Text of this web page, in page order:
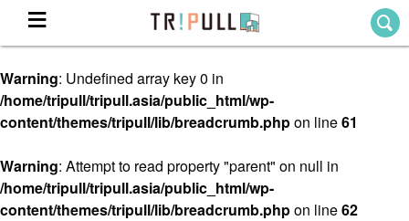
ホーム
Theme
テーマから探す
Warning: Undefined array key 0 in
/home/tripull/tripull.asia/public_html/wp-
content/themes/tripull/lib/breadcrumb.phpon line61
Warning: Attempt to read property "parent" on null in
/home/tripull/tripull.asia/public_html/wp-
content/themes/tripull/lib/breadcrumb.phpon line62